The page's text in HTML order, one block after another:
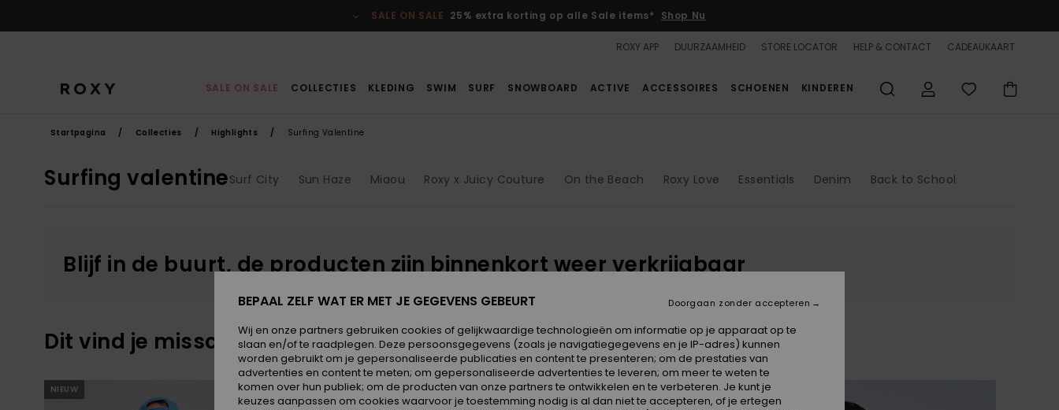
selectie
SALE ON SALE 25% extra korting op alle Sale items* Shop Nu
ROXY APP DUURZAAMHEID STORE LOCATOR HELP & CONTACT CADEAUKAART
SALE ON SALE COLLECTIES KLEDING SWIM SURF SNOWBOARD ACTIVE ACCESSOIRES SCHOENEN KINDEREN
Startpagina Collecties Highlights Surfing Valentine
Surfing valentineSurf City Sun Haze Miaou Roxy x Juicy Couture On the Beach Roxy Love Essentials Denim Back to School
Blijf in de buurt, de producten zijn binnenkort weer verkrijgbaar
Dit vind je misschien ook leuk
Overslaan
naar
zoekfiltercriteria
Ga
naar
sorteren
NIEUW NIEUW NIEUW NIEUW
BEPAAL ZELF WAT ER MET JE GEGEVENS GEBEURT
Wij en onze partners gebruiken cookies of gelijkwaardige technologieën om informatie op je apparaat op te
slaan en/of te raadplegen. Deze persoonsgegevens (zoals je navigatiegegevens en je IP-adres) kunnen
worden gebruikt om je gepersonaliseerde publicaties en content te presenteren; om de prestaties van
advertenties en content te meten; om gepersonaliseerde advertenties te leveren; om meer te weten te
komen over hun publiek; om de producten van onze partners te ontwikkelen en te verbeteren. Je kunt je
keuzes aanpassen om cookies waarvoor je toestemming nodig is al dan niet te accepteren, of je ertegen
Doorgaan zonder accepteren